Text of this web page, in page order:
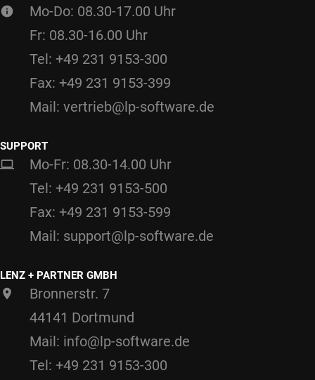
Mo-Do: 08.30-17.00 Uhr
Fr: 08.30-16.00 Uhr
Tel: +49 231 9153-300
Fax: +49 231 9153-399
Mail: vertrieb@lp-software.de
SUPPORT
Mo-Fr: 08.30-14.00 Uhr
Tel: +49 231 9153-500
Fax: +49 231 9153-599
Mail: support@lp-software.de
LENZ + PARTNER GMBH
Bronnerstr. 7
44141 Dortmund
Mail: info@lp-software.de
Tel: +49 231 9153-300